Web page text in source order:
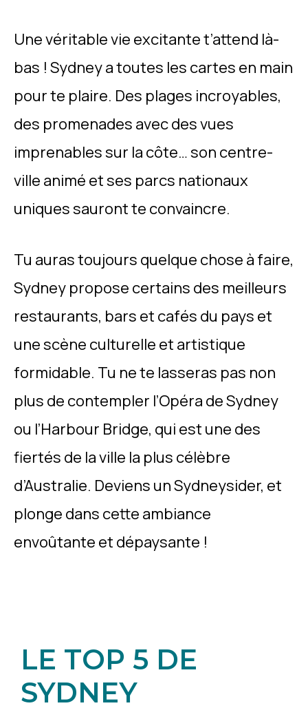
Une véritable vie excitante t’attend là-
bas ! Sydney a toutes les cartes en main
pour te plaire. Des plages incroyables,
des promenades avec des vues
imprenables sur la côte… son centre-
ville animé et ses parcs nationaux
uniques sauront te convaincre.
Tu auras toujours quelque chose à faire,
Sydney propose certains des meilleurs
restaurants, bars et cafés du pays et
une scène culturelle et artistique
formidable. Tu ne te lasseras pas non
plus de contempler l’Opéra de Sydney
ou l’Harbour Bridge, qui est une des
fiertés de la ville la plus célèbre
d’Australie. Deviens un Sydneysider, et
plonge dans cette ambiance
envoûtante et dépaysante !
LE TOP 5 DE
SYDNEY